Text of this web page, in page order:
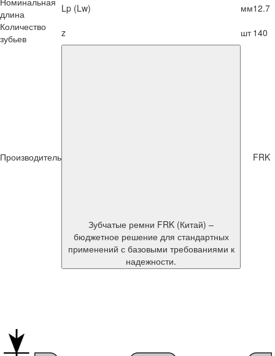
длина
Lp (Lw) мм12.7
Количество
зубьев
z шт 140
Производитель
Зубчатые ремни FRK (Китай) –
бюджетное решение для стандартных
применений с базовыми требованиями к
надежности.
FRK